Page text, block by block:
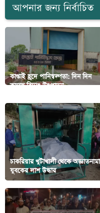
আপনার জন্য নির্বাচিত
কাপ্তাই হ্রদে পানিস্বল্পতা: দিন দিন
কমছে বিদ্যুৎ উৎপাদন
চাকরিয়ার খুটাখালী থেকে অজ্ঞাতনামা
যুবকের লাশ উদ্ধার